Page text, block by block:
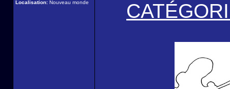
Localisation: Nouveau monde